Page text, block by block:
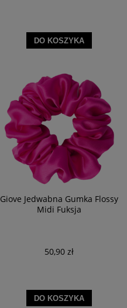
DO KOSZYKA
Giove Jedwabna Gumka Flossy
Midi Fuksja
50,90 zł
DO KOSZYKA